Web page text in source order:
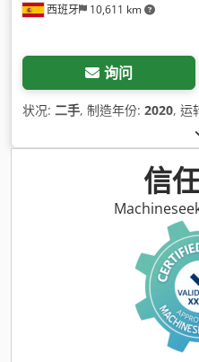
西班牙 10,611 km
询问
状况: 二手, 制造年份: 2020, 运
信